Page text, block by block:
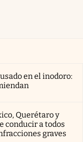
en el inodoro:
Querétaro y
conducir a todos
graves